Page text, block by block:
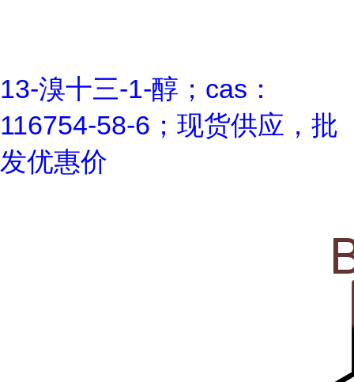
13-溴十三-1-醇；cas：
116754-58-6；现货供应，批
发优惠价